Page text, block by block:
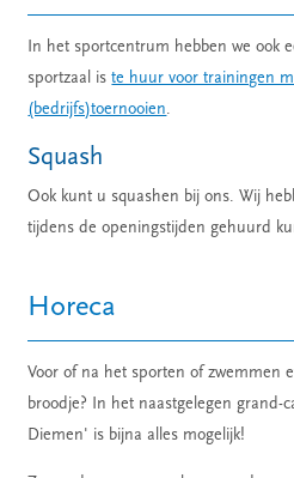
In het sportcentrum hebben we ook
sportzaal iste huur voor trainingen
(bedrijfs)toernooien.
Squash
Ook kunt u squashen bij ons. Wij
tijdens de openingstijden gehuurd
Horeca
Voor of na het sporten of zwemmen
broodje? In het naastgelegen grand-
Diemen' is bijna alles mogelijk!